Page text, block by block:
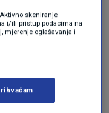
a
tijeku",
skeniranje
i/ili pristup podacima na
mjerenje oglašavanja i